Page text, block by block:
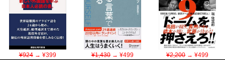
¥924→ ¥399 ¥1,430→ ¥499 ¥2,200→ ¥499